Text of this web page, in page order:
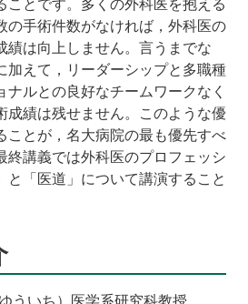
ことです。多くの外科医を抱える
の手術件数がなければ，外科医の
績は向上しません。言うまでな
加えて，リーダーシップと多職種
ルとの良好なチームワークなく
成績は残せません。このような優
ことが，名大病院の最も優先すべ
終講義では外科医のプロフェッシ
と「医道」について講演すること
ういち）医学系研究科教授